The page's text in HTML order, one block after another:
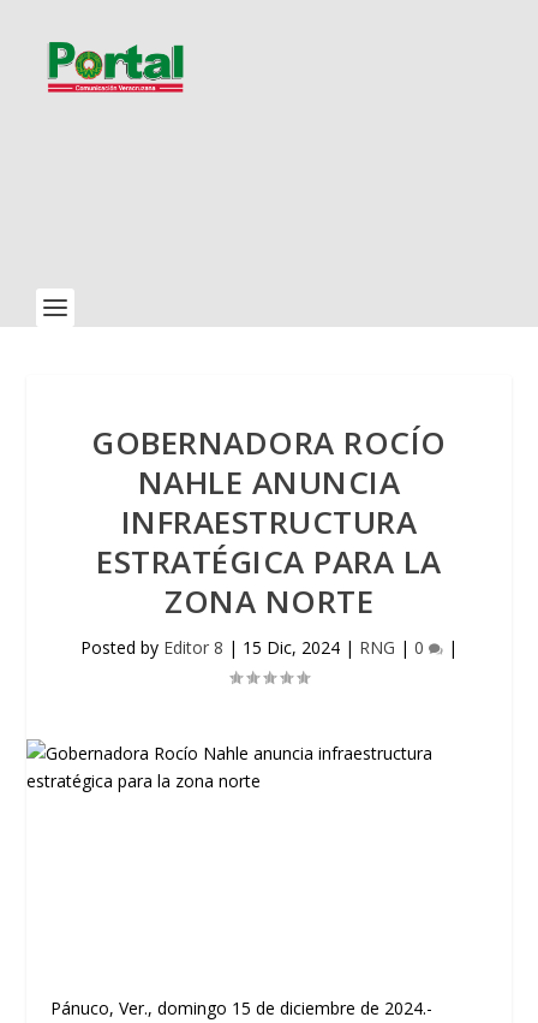
GOBERNADORA ROCÍO
NAHLE ANUNCIA
INFRAESTRUCTURA
ESTRATÉGICA PARA LA
ZONA NORTE
Posted by Editor 8 | 15 Dic, 2024 | RNG | 0 |
Pánuco, Ver., domingo 15 de diciembre de 2024.-